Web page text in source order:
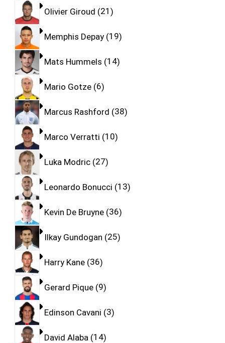
Olivier Giroud 21
Memphis Depay 19
Mats Hummels 14
Mario Gotze 6
Marcus Rashford 38
Marco Verratti 10
Luka Modric 27
Leonardo Bonucci 13
Kevin De Bruyne 36
Ilkay Gundogan 25
Harry Kane 36
Gerard Pique 9
Edinson Cavani 3
David Alaba 14